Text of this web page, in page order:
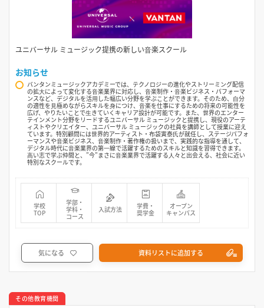
ユニバーサル ミュージック提携の新しい⾳楽スクール
お知らせ
バンタンミュージックアカデミーでは、テクノロジーの進化やストリーミング配信
の拡⼤によって変化する⾳楽業界に対応し、⾳楽制作・⾳楽ビジネス・パフォーマ
ンスなど、デジタルを活⽤した幅広い分野を学ぶことができます。そのため、⾃分
の適性を⾒極めながらスキルを⾝につけ、⾳楽を仕事にするための将来の可能性を
広げ、やりたいことで⽣きていくキャリア設計が可能です。また、世界のエンター
テインメント分野をリードするユニバーサル ミュージックと提携し、現役のアーテ
ィストやクリエイター、ユニバーサル ミュージックの社員を講師として授業に迎え
ています。特別顧問には世界的アーティスト・布袋寅泰⽒が就任し、ステージパフォ
ーマンスや⾳楽ビジネス、⾳楽制作・著作権の扱いまで、実践的な指導を通して、
デジタル時代に⾳楽業界の第⼀線で活躍するためのスキルと知識を習得できます。
⾼い志で学ぶ仲間と、”今”まさに⾳楽業界で活躍する⼈々と出会える、社会に近い
特別なスクールです。
学校
TOP
学部・
学科・
コース
入試方法
学費・
奨学金
オープン
キャンパス
気になる 資料リストに追加する
その他教育機関